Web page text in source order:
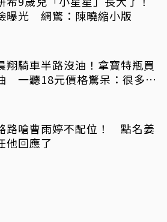
曝光 網驚：陳曉縮小版
翔騎車半路沒油！拿寶特瓶買
一聽18元價格驚呆：很多水
路嗆曹雨婷不配位！ 點名姜
他回應了